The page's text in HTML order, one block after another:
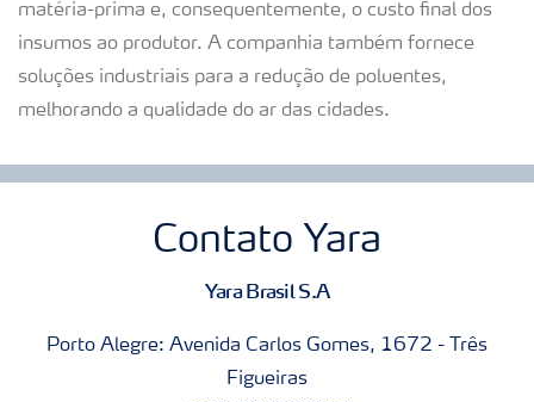
matéria-prima e, consequentemente, o custo final dos
insumos ao produtor. A companhia também fornece
soluções industriais para a redução de poluentes,
melhorando a qualidade do ar das cidades.
Contato Yara
Yara Brasil S.A
Porto Alegre: Avenida Carlos Gomes, 1672 - Três
Figueiras